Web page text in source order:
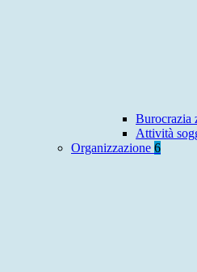
Burocrazia
Attività
Organizzazione 6